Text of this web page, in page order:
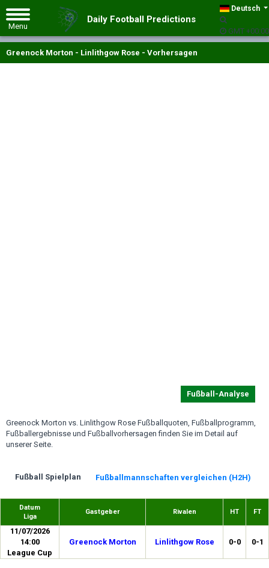
Deutsch
GMT +00:00
Daily Football Predictions
Greenock Morton - Linlithgow Rose - Vorhersagen
Fußball-Analyse
Greenock Morton vs. Linlithgow Rose Fußballquoten, Fußballprogramm,
Fußballergebnisse und Fußballvorhersagen finden Sie im Detail auf
unserer Seite.
Fußball Spielplan Fußballmannschaften vergleichen (H2H)
Datum
Liga
Gastgeber Rivalen HT FT
11/07/2026
14:00
League Cup
Greenock Morton Linlithgow Rose 0-0 0-1